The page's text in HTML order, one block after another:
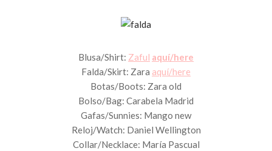
Blusa/Shirt: Zaful aquí/here
Falda/Skirt: Zara aquí/here
Botas/Boots: Zara old
Bolso/Bag: Carabela Madrid
Gafas/Sunnies: Mango new
Reloj/Watch: Daniel Wellington
Collar/Necklace: María Pascual